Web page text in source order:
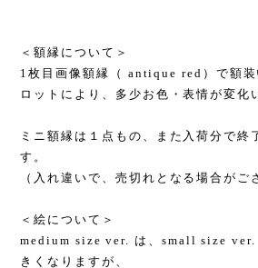
＜額縁について＞
1枚目画像額縁（ antique red）で額装
ロットにより、多少お色・表情が変化
ミニ額縁は１点もの、また入荷分で終
す。
（入れ違いで、売切れとなる場合がご
＜絵について＞
medium size ver. は、small size ver.
きくなりますが、